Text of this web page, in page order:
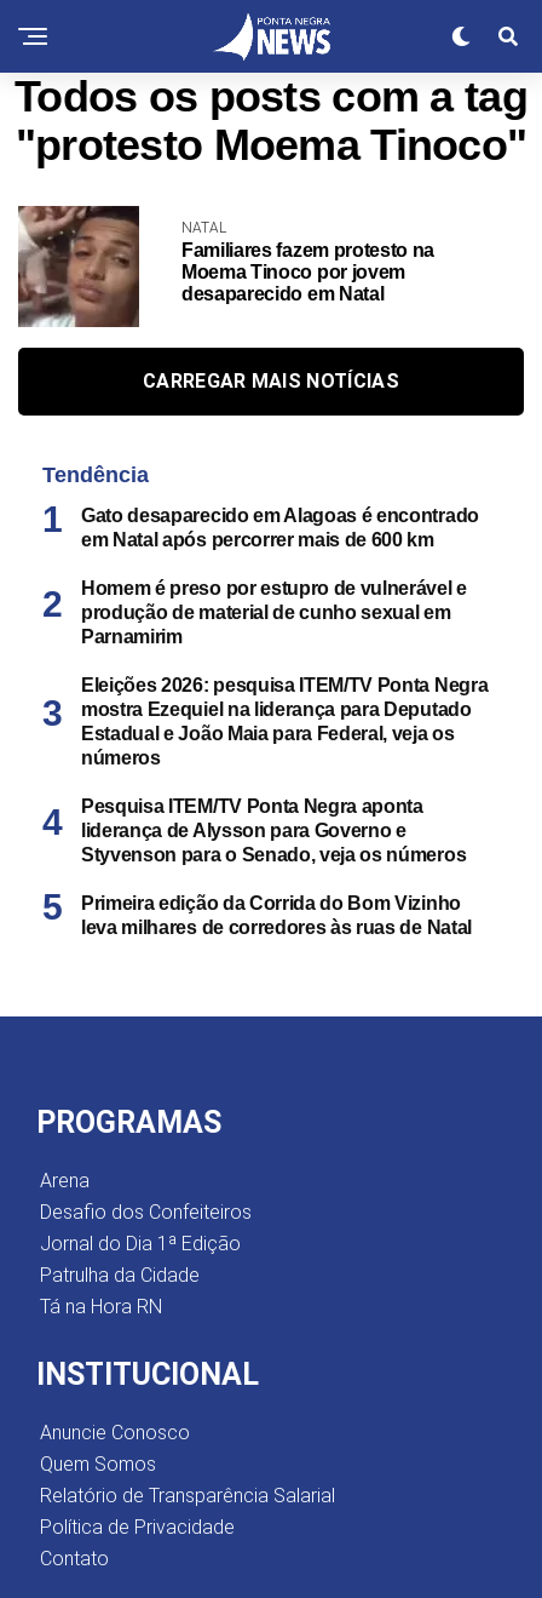
Todos os posts com a tag
"protesto Moema Tinoco"
NATAL
Familiares fazem protesto na
Moema Tinoco por jovem
desaparecido em Natal
CARREGAR MAIS NOTÍCIAS
Tendência
Gato desaparecido em Alagoas é encontrado
em Natal após percorrer mais de 600 km
Homem é preso por estupro de vulnerável e
produção de material de cunho sexual em
Parnamirim
Eleições 2026: pesquisa ITEM/TV Ponta Negra
mostra Ezequiel na liderança para Deputado
Estadual e João Maia para Federal, veja os
números
Pesquisa ITEM/TV Ponta Negra aponta
liderança de Alysson para Governo e
Styvenson para o Senado, veja os números
Primeira edição da Corrida do Bom Vizinho
leva milhares de corredores às ruas de Natal
PROGRAMAS
Arena
Desafio dos Confeiteiros
Jornal do Dia 1ª Edição
Patrulha da Cidade
Tá na Hora RN
INSTITUCIONAL
Anuncie Conosco
Quem Somos
Relatório de Transparência Salarial
Política de Privacidade
Contato